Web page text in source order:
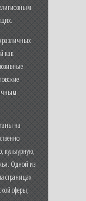
различных
как
на
культурную,
Одной из
страницах
сферы,